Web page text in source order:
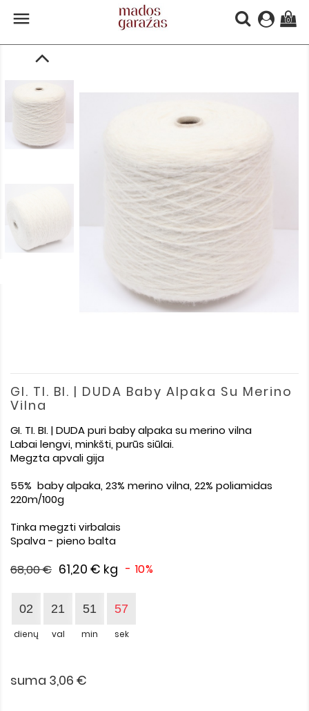
 (0)
GI. TI. BI. | DUDA Baby Alpaka Su Merino
Vilna
GI. TI. BI. | DUDA puri baby alpaka su merino vilna
Labai lengvi, minkšti, purūs siūlai.
Megzta apvali gija
55% baby alpaka, 23% merino vilna, 22% poliamidas
220m/100g
Tinka megzti virbalais
Spalva - pieno balta
61,20 € kg - 10%
68,00 €
02
dienų
21
val
51
min
56
sek
suma 3,06 €